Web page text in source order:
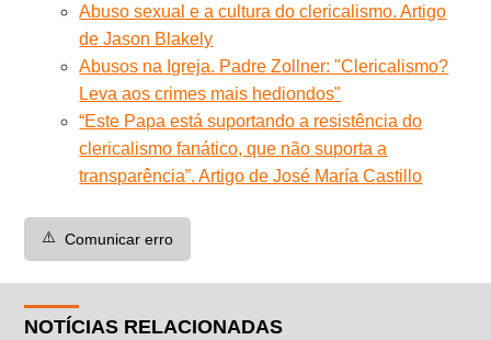
Abuso sexual e a cultura do clericalismo. Artigo
de Jason Blakely
Abusos na Igreja. Padre Zollner: "Clericalismo?
Leva aos crimes mais hediondos"
“Este Papa está suportando a resistência do
clericalismo fanático, que não suporta a
transparência”. Artigo de José María Castillo
⚠️ Comunicar erro
NOTÍCIAS RELACIONADAS